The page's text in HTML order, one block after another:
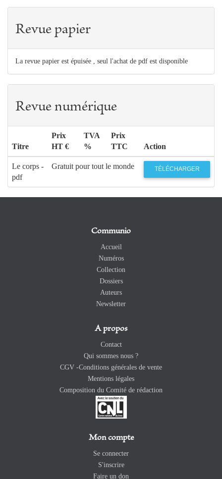
Revue papier
La revue papier est épuisée , seul l'achat de pdf est disponible
Revue numérique
Titre
Prix
HT €
TVA
%
Prix
TTC
Action
Le corps -
pdf
Gratuit pour tout le monde TÉLÉCHARGER
Communio
Accueil
Numéros
Collection
Dossiers
Auteurs
Newsletter
A propos
Contact
Qui sommes nous ?
CGV -Conditions générales de vente
Mentions légales
Composition du Comité de rédaction
Mon compte
Se connecter
S'inscrire
Faire un don